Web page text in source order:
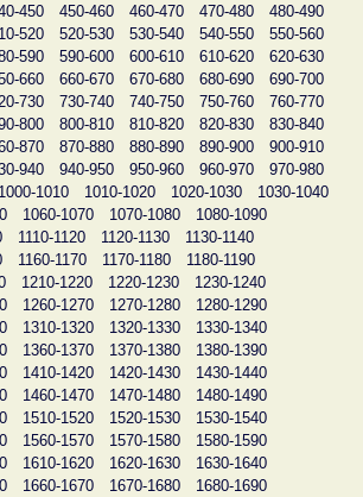
450 450-460 460-470 470-480
480-490
520 520-530 530-540 540-550
550-560
590 590-600 600-610 610-620
620-630
660 660-670 670-680 680-690
690-700
730 730-740 740-750 750-760
760-770
800 800-810 810-820 820-830
830-840
870 870-880 880-890 890-900
900-910
940 940-950 950-960 960-970
970-980
1000-1010 1010-1020 1020-1030
1030-1040
1060-1070 1070-1080
1080-1090
1110-1120 1120-1130
1130-1140
1160-1170 1170-1180
1180-1190
1210-1220 1220-1230
1230-1240
1260-1270 1270-1280
1280-1290
1310-1320 1320-1330
1330-1340
1360-1370 1370-1380
1380-1390
1410-1420 1420-1430
1430-1440
1460-1470 1470-1480
1480-1490
1510-1520 1520-1530
1530-1540
1560-1570 1570-1580
1580-1590
1610-1620 1620-1630
1630-1640
1660-1670 1670-1680
1680-1690